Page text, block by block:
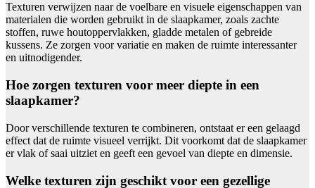
Texturen verwijzen naar de voelbare en visuele eigenschappen van
materialen die worden gebruikt in de slaapkamer, zoals zachte
stoffen, ruwe houtoppervlakken, gladde metalen of gebreide
kussens. Ze zorgen voor variatie en maken de ruimte interessanter
en uitnodigender.
Hoe zorgen texturen voor meer diepte in een
slaapkamer?
Door verschillende texturen te combineren, ontstaat er een gelaagd
effect dat de ruimte visueel verrijkt. Dit voorkomt dat de slaapkamer
er vlak of saai uitziet en geeft een gevoel van diepte en dimensie.
Welke texturen zijn geschikt voor een gezellige